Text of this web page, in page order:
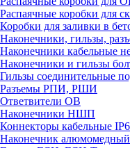
Распаячные коробки для
Коробки для заливки в
Наконечники, гильзы,
Наконечники кабельные
Наконечники и гильзы
Гильзы соединительные
Разъемы РПИ, РШИ
Ответвители ОВ
Наконечники НШП
Коннекторы кабельные
Наконечник